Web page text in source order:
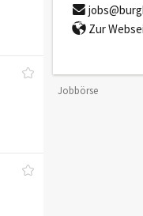
Zur
Jobbörse